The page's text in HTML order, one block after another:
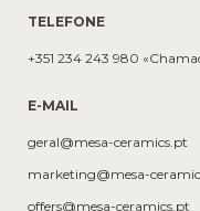
TELEFONE
+351 234 243 980
E-MAIL
geral@mesa-ceramics.pt
marketing@mesa-
offers@mesa-ceramics.pt